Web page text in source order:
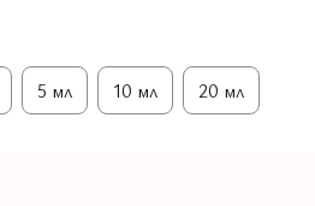
5 мл 10 мл 20 мл